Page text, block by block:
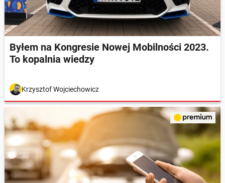
Byłem na Kongresie Nowej Mobilności 2023.
To kopalnia wiedzy
Krzysztof Wojciechowicz